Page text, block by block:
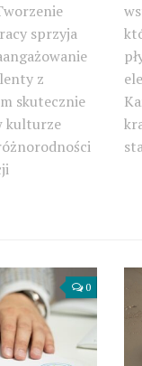
sprzyja
z
skutecznie
kulturze
0